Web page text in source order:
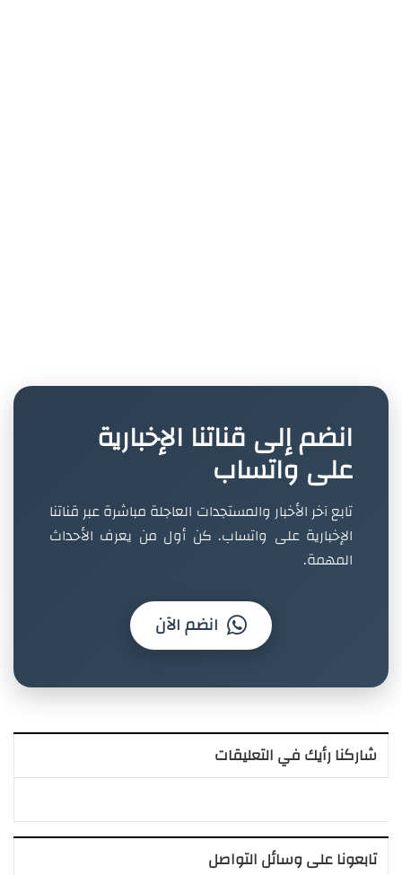
انضم إلى قناتنا الإخبارية
على واتساب
تابع آخر الأخبار والمستجدات العاجلة مباشرة عبر قناتنا
الإخبارية على واتساب. كن أول من يعرف الأحداث
المهمة.
انضم الآن
شاركنا رأيك في التعليقات
تابعونا على وسائل التواصل